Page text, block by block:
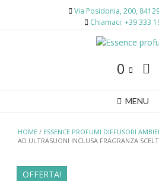
Via Posidonia, 200,
Chiamaci: +39 333
0
MENU
HOME / ESSENCE PROFUMI DIFFUSORI
AD ULTRASUONI INCLUSA FRAGRANZA
OFFERTA!